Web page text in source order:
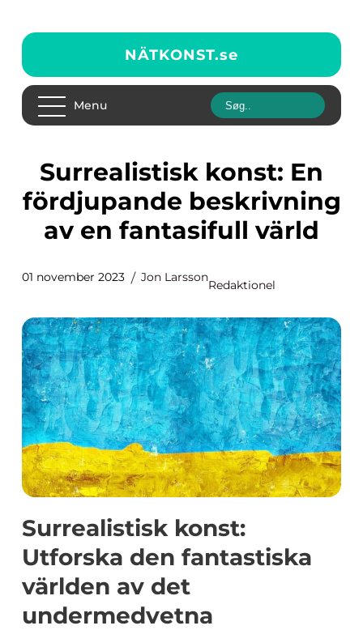
NÄTKONST.se
Menu
Surrealistisk konst: En
fördjupande beskrivning
av en fantasifull värld
01 november 2023 Jon Larsson
Redaktionel
Surrealistisk konst:
Utforska den fantastiska
världen av det
undermedvetna